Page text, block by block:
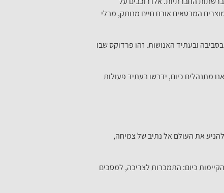
המבטאים אורח חיים מנותק, מבלי
ובעתיד האנושות. זהו פרדוקס שבו
מתנהלים כיום, ידרשו בעתיד פעולות
את העולם אל נתיב של צמיחה,
כיום: התמכרות לצריכה, למסכים